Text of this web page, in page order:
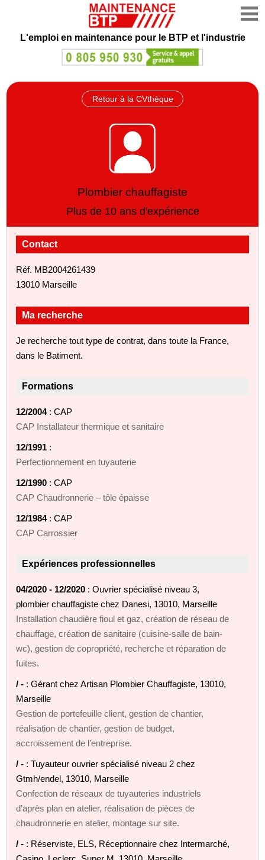
L'emploi en maintenance pour le BTP et l'industrie
Retour à la CVthèque
Plombier chauffagiste
Plus de 10 ans d'expérience
Contact
Réf. MB2004261439
13010 Marseille
Ma recherche
Je recherche tout type de contrat, dans toute la France,
dans le Batiment.
Formations
12/2004: CAP
CAP Installateur thermique et sanitaire
12/1991 :
Perfectionnement en tuyauterie
12/1990 : CAP
CAP Chaudronnerie – tôle épaisse
12/1984: CAP
CAP Carrossier
Expériences professionnelles
04/2020 - 12/2020 : Ouvrier spécialisé niveau 3,
plombier chauffagiste chez Danesi, 13010, Marseille
Installation chaudière fioul et gaz, création de réseau de
chauffage, création de sanitaire (cuisine-salle de bain-
wc), gestion de copropriété, recherche et réparation de
fuites.
/ - : Gérant chez Artisan Plombier Chauffagiste, 13010,
Marseille
Gestion de portefeuille client, gestion de chantier,
réalisation de chantier, gestion de budget,
accroissement de l’entreprise.
/ - : Tuyauteur ouvrier spécialisé niveau 2 chez
Gtmh/endel, 13010, Marseille
Confection de réseaux de tuyauteries industriels
d’après plan en atelier, réalisation de pièces de
chaudronnerie en atelier, montage sur site.
/ - : Réserviste, ELS, Réceptionnaire chez Intermarché,